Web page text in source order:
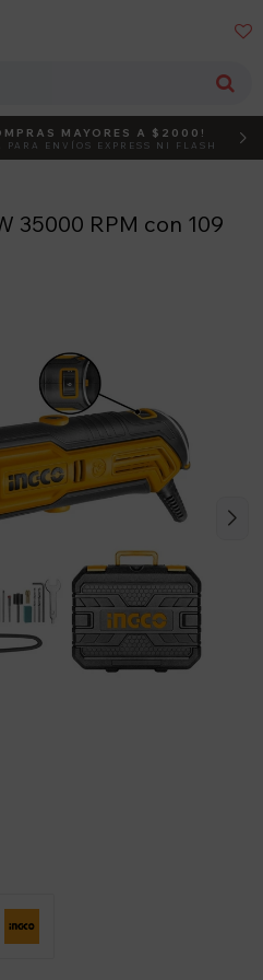

ACTIVÁ EL CÓDIGO
MAYORES A $2000!
ENVÍOS EXPRESS NI FLASH
35000 RPM con 109